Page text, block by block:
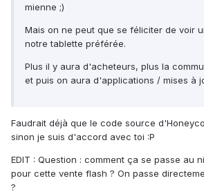
mienne ;)
Mais on ne peut que se féliciter de voir
notre tablette préférée.
Plus il y aura d'acheteurs, plus la
et puis on aura d'applications / mises à
Faudrait déjà que le code source
sinon je suis d'accord avec toi :P
EDIT : Question : comment ça se passe au
pour cette vente flash ? On passe
?